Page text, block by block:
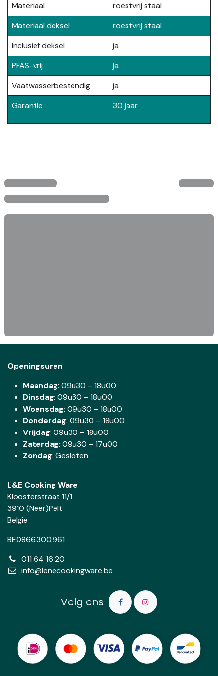
Materiaal
roestvrij staal
Materiaal deksel
roestvrij staal
Inclusief deksel
ja
PFAS-vrij
ja
Vaatwasserbestendig
ja
Garantie
30 jaar
Openingsuren
Maandag: 09u30 – 18u00
Dinsdag: 09u30 – 18u00
Woensdag: 09u30 – 18u00
Donderdag: 09u30 – 18u00
Vrijdag: 09u30 – 18u00
Zaterdag: 09u30 – 17u00
Zondag: Gesloten
L&E Cooking Ware
Kloosterstraat 11/1
3910 (Neer)Pelt
België
BE0866.300.961
011 64 16 20
info@lenecookingware.be
Volg ons